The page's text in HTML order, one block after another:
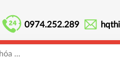
0974.252.289